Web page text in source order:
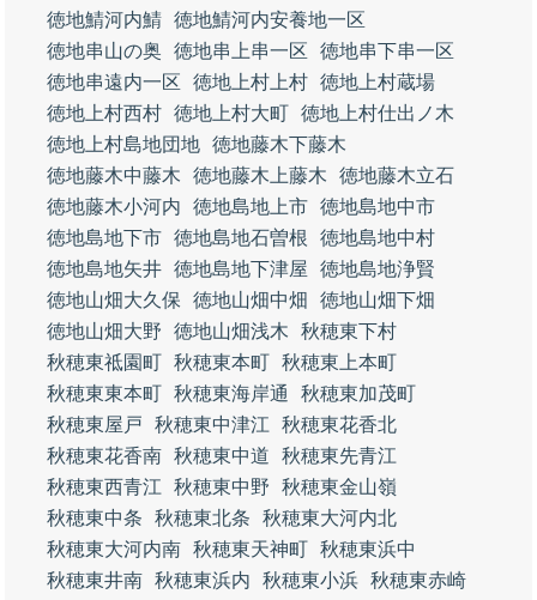
徳地鯖河内鯖 徳地鯖河内安養地一区
徳地串山の奥
徳地串上串一区
徳地串下串一区
徳地串遠内一区
徳地上村上村 徳地上村蔵場
徳地上村西村 徳地上村大町 徳地上村仕出ノ木
徳地上村島地団地 徳地藤木下藤木
徳地藤木中藤木
徳地藤木上藤木
徳地藤木立石
徳地藤木小河内
徳地島地上市 徳地島地中市
徳地島地下市 徳地島地石曽根
徳地島地中村
徳地島地矢井 徳地島地下津屋
徳地島地浄賢
徳地山畑大久保
徳地山畑中畑
徳地山畑下畑
徳地山畑大野
徳地山畑浅木
秋穂東下村
秋穂東祗園町 秋穂東本町 秋穂東上本町
秋穂東東本町 秋穂東海岸通
秋穂東加茂町
秋穂東屋戸
秋穂東中津江
秋穂東花香北
秋穂東花香南 秋穂東中道
秋穂東先青江
秋穂東西青江
秋穂東中野
秋穂東金山嶺
秋穂東中条
秋穂東北条
秋穂東大河内北
秋穂東大河内南 秋穂東天神町 秋穂東浜中
秋穂東井南 秋穂東浜内 秋穂東小浜 秋穂東赤崎